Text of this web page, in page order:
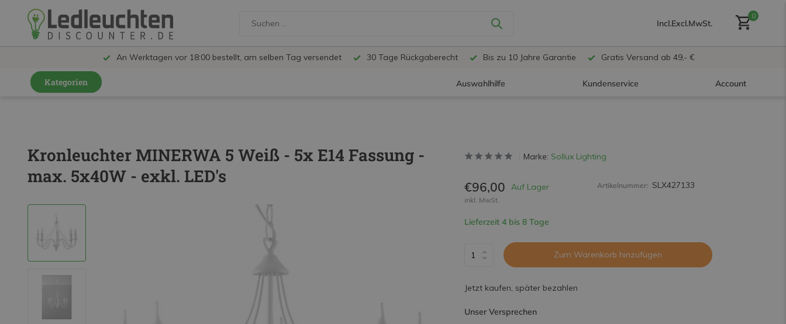
Incl.Excl.MwSt.
0
An Werktagen vor 18:00 bestellt, am selben Tag versendet 30 Tage Rückgaberecht Bis zu 10 Jahre Garantie Gratis Versand ab 49,- €
Kategorien Auswahlhilfe Kundenservice Account
Benutzerkonto
LED Schienensystem Lampen
Innenleuchten
Feuchtraumleuchten IP65
LED Panels
Kronleuchter MINERWA 5 Weiß - 5x E14 Fassung -
max. 5x40W - exkl. LED's
Marke: Sollux Lighting
€96,00 Auf Lager
inkl. MwSt.
Artikelnummer: SLX427133
Lieferzeit 4 bis 8 Tage
Zum Warenkorb hinzufügen
Jetzt kaufen, später bezahlen
Unser Versprechen